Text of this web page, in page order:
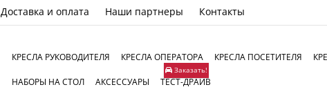
Доставка и оплата Наши партнеры Контакты
КРЕСЛА РУКОВОДИТЕЛЯ КРЕСЛА ОПЕРАТОРА КРЕСЛА ПОСЕТИТЕЛЯ
НАБОРЫ НА СТОЛ АКСЕССУАРЫ ТЕСТ-ДРАЙВ
Заказать!